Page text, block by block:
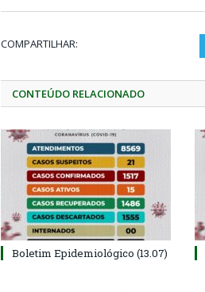
COMPARTILHAR:
CONTEÚDO RELACIONADO
Boletim Epidemiológico (13.07)